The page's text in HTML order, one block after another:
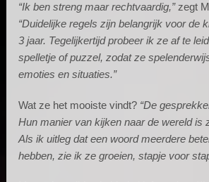
“Ik ben streng maar rechtvaardig,”zegt
“Duidelijke regels zijn belangrijk voor de
3 jaar. Tegelijkertijd probeer ik ze af te
spelletje of puzzel, zodat ze
emoties en situaties.”
Wat ze het mooiste vindt? “De
Hun manier van kijken naar de wereld is
Als ik uitleg dat een woord meerdere
hebben, zie ik ze groeien, stapje voor